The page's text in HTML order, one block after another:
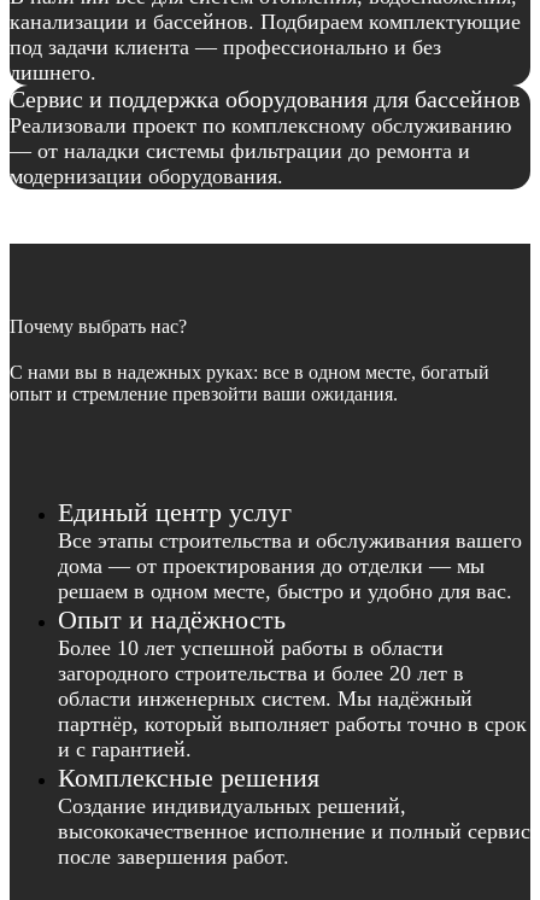
канализации и бассейнов. Подбираем комплектующие
под задачи клиента — профессионально и без
лишнего.
Сервис и поддержка оборудования для бассейнов
Реализовали проект по комплексному обслуживанию
— от наладки системы фильтрации до ремонта и
модернизации оборудования.
Почему выбрать нас?
С нами вы в надежных руках: все в одном месте, богатый
опыт и стремление превзойти ваши ожидания.
Единый центр услуг
Все этапы строительства и обслуживания вашего
дома — от проектирования до отделки — мы
решаем в одном месте, быстро и удобно для вас.
Опыт и надёжность
Более 10 лет успешной работы в области
загородного строительства и более 20 лет в
области инженерных систем. Мы надёжный
партнёр, который выполняет работы точно в срок
и с гарантией.
Комплексные решения
Создание индивидуальных решений,
высококачественное исполнение и полный сервис
после завершения работ.